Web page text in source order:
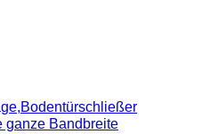
Bandbreite